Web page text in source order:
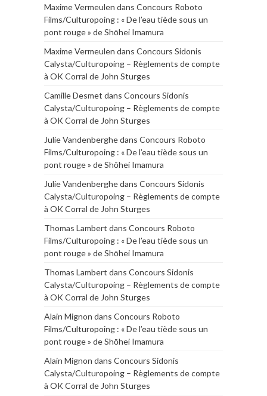
Maxime Vermeulen dans Concours Roboto
Films/Culturopoing : « De l’eau tiède sous un
pont rouge » de Shōhei Imamura
Maxime Vermeulen dans Concours Sidonis
Calysta/Culturopoing – Règlements de compte
à OK Corral de John Sturges
Camille Desmet dans Concours Sidonis
Calysta/Culturopoing – Règlements de compte
à OK Corral de John Sturges
Julie Vandenberghedans Concours Roboto
Films/Culturopoing : « De l’eau tiède sous un
pont rouge » de Shōhei Imamura
Julie Vandenberghedans Concours Sidonis
Calysta/Culturopoing – Règlements de compte
à OK Corral de John Sturges
Thomas Lambert dans Concours Roboto
Films/Culturopoing : « De l’eau tiède sous un
pont rouge » de Shōhei Imamura
Thomas Lambert dans Concours Sidonis
Calysta/Culturopoing – Règlements de compte
à OK Corral de John Sturges
Alain Mignon dans Concours Roboto
Films/Culturopoing : « De l’eau tiède sous un
pont rouge » de Shōhei Imamura
Alain Mignon dans Concours Sidonis
Calysta/Culturopoing – Règlements de compte
à OK Corral de John Sturges